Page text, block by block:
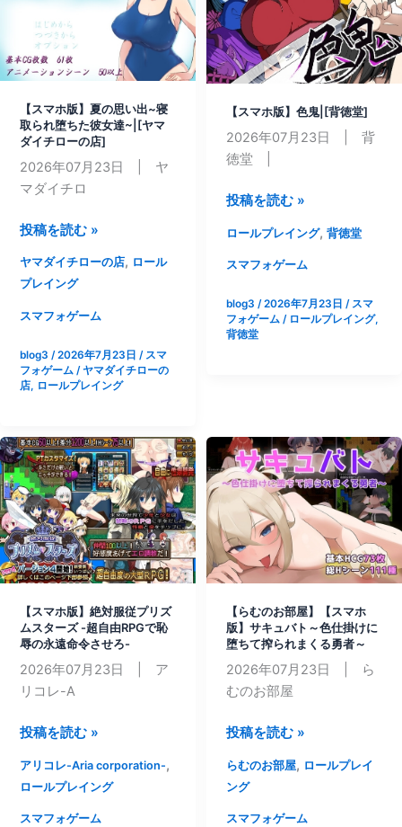
屈
宣
言
と
日
～|
[わ
る
ど
か
ど]
り
な
【スマホ版】夏の思い出~寝
取られ堕ちた彼女達~|[ヤマ
ダイチローの店]
2026年07月23日 | ヤ
マダイチロ
【ス
ホ
版】
夏
思
い
寝
取
ら
れ
堕
ち
た
女
達
~|
[ヤ
ダ
チ
ロ
ー
投稿を読む »
ヤマダイチローの店, ロール
プレイング
スマフォゲーム
blog3 /2026年7月23日 / スマ
フォゲーム /ヤマダイチローの
店, ロールプレイング
【スマホ版】色鬼|[背徳堂]
2026年07月23日 | 背
徳堂 |
【ス
ホ
版】
鬼|
[背
投稿を読む »
ロールプレイング, 背徳堂
スマフォゲーム
blog3 /2026年7月23日 / スマ
フォゲーム/ ロールプレイング,
背徳堂
【スマホ版】絶対服従プリズ
ムスターズ -超自由RPGで恥
辱の永遠命令させろ-
2026年07月23日 | ア
リコレ-A
【ス
ホ
版】
絶
投稿を読む »
アリコレ-Aria corporation-,
ロールプレイング
スマフォゲーム
【らむのお部屋】【スマホ
版】サキュバト～色仕掛けに
堕ちて搾られまくる勇者～
2026年07月23日 | ら
むのお部屋
【ら
の
お
部
投稿を読む »
らむのお部屋, ロールプレイ
ング
スマフォゲーム